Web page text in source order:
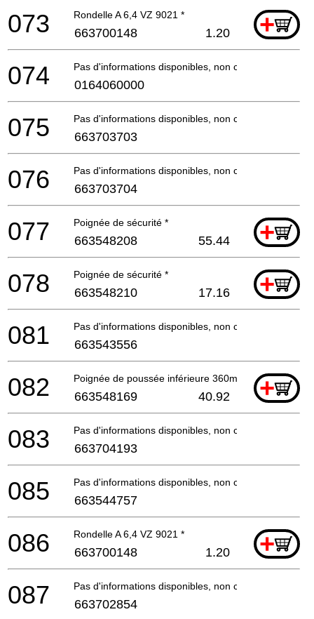
Rondelle A 6,4 VZ 9021 * +
073 663700148 1.20
Pas d'informations disponibles, non commandable
074 0164060000
Pas d'informations disponibles, non commandable
075 663703703
Pas d'informations disponibles, non commandable
076 663703704
Poignée de sécurité * +
077 663548208 55.44
Poignée de sécurité * +
078 663548210 17.16
Pas d'informations disponibles, non commandable
081 663543556
Poignée de poussée inférieure 360mm Eum460 *
+
082 663548169 40.92
Pas d'informations disponibles, non commandable
083 663704193
Pas d'informations disponibles, non commandable
085 663544757
Rondelle A 6,4 VZ 9021 * +
086 663700148 1.20
Pas d'informations disponibles, non commandable
087 663702854